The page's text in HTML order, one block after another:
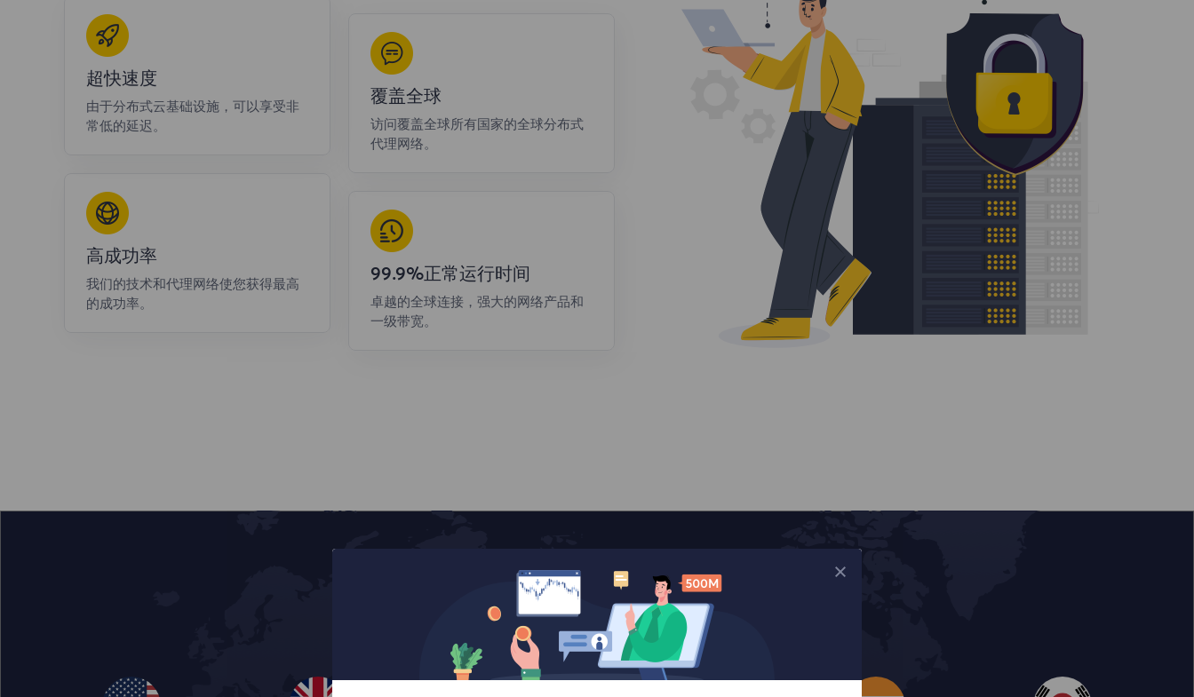
超快速度
由于分布式云基础设施，可以享受非
常低的延迟。
高成功率
我们的技术和代理网络使您获得最高
的成功率。
覆盖全球
访问覆盖全球所有国家的全球分布式
代理网络。
99.9%正常运行时间
卓越的全球连接，强大的网络产品和
一级带宽。
覆盖全球